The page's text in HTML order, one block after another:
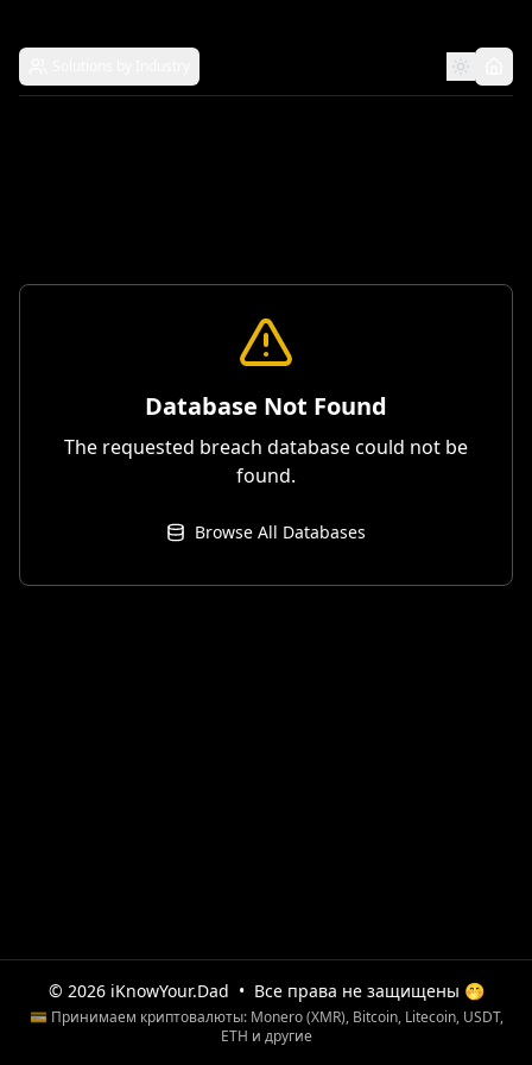
Database Not Found
The requested breach database could not be
found.
Browse All Databases
© 2026 iKnowYour.Dad • Все права не защищены 🤭
💳 Принимаем криптовалюты: Monero (XMR), Bitcoin, Litecoin, USDT,
ETH и другие